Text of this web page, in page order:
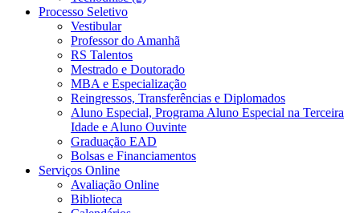
Processo Seletivo
Vestibular
Professor do Amanhã
RS Talentos
Mestrado e Doutorado
MBA e Especialização
Reingressos, Transferências e Diplomados
Aluno Especial, Programa Aluno Especial na Terceira
Idade e Aluno Ouvinte
Graduação EAD
Bolsas e Financiamentos
Serviços Online
Avaliação Online
Biblioteca